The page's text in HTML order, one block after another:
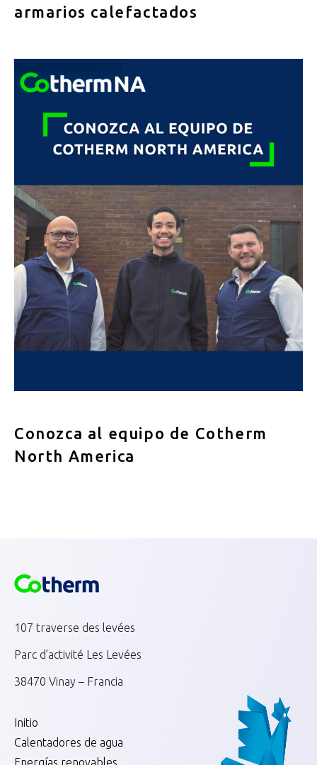
armarios calefactados
Conozca al equipo de Cotherm
North America
107 traverse des levées
Parc d’activité Les Levées
38470 Vinay – Francia
Initio
Calentadores de agua
Energías renovables